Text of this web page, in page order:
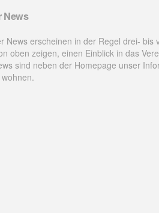
News
News erscheinen in der Regel drei-
oben zeigen, einen Einblick in das
sind neben der Homepage unser